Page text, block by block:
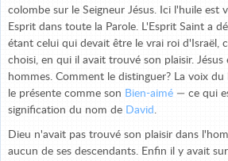
colombe sur le Seigneur Jésus. Ici l'huile est
Esprit dans toute la Parole. L'Esprit Saint a
étant celui qui devait être le vrai roi d'Israël,
choisi, en qui il avait trouvé son plaisir.
hommes. Comment le distinguer? La voix
le présente comme son Bien-aimé — ce qui
signification du nom de David .
Dieu n'avait pas trouvé son plaisir dans
aucun de ses descendants. Enfin il y avait